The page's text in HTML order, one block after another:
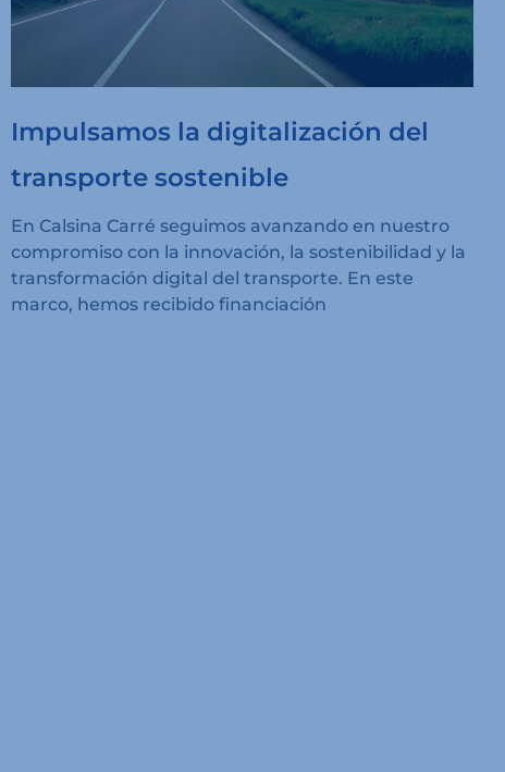
Impulsamos la digitalización del
transporte sostenible
En Calsina Carré seguimos avanzando en nuestro
compromiso con la innovación, la sostenibilidad y la
transformación digital del transporte. En este
marco, hemos recibido financiación